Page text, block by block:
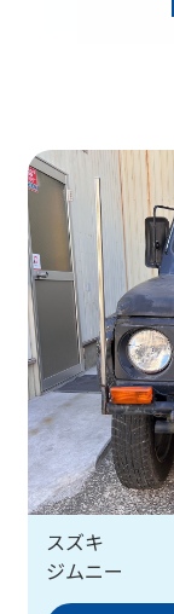
スズキ
ジムニー